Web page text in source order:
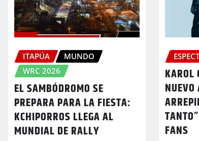
ITAPÚA
MUNDO
WRC 2026
EL SAMBÓDROMO SE
PREPARA PARA LA FIESTA:
KCHIPORROS LLEGA AL
MUNDIAL DE RALLY
KAROL
FANS